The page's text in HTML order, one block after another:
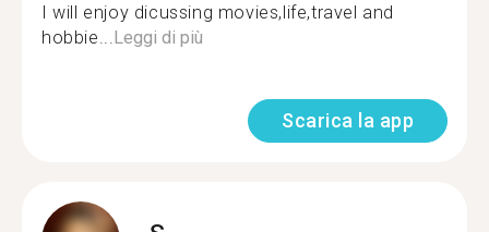
I will enjoy dicussing movies,life,travel and
hobbie...Leggi di più
Scarica la app